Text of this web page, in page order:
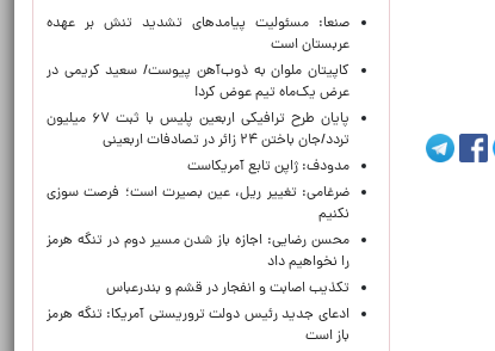
صنعا: مسئولیت پیامدهای تشدید تنش بر عهده
عربستان است
کاپیتان ملوان به ذوب‌آهن پیوست/ سعید کریمی در
عرض یک‌ماه تیم عوض کرد!
پایان طرح ترافیکی اربعین پلیس با ثبت ۶۷ میلیون
تردد/جان باختن ۲۴ زائر در تصادفات اربعینی
مدودف: ژاپن تابع آمریکاست
ضرغامی: تغییر ریل، عین بصیرت است؛ فرصت سوزی
نکنیم
محسن رضایی: اجازه باز شدن مسیر دوم در تنگه هرمز
را نخواهیم داد
تکذیب اصابت و انفجار در قشم و بندرعباس
ادعای جدید رئیس دولت تروریستی آمریکا: تنگه هرمز
باز است